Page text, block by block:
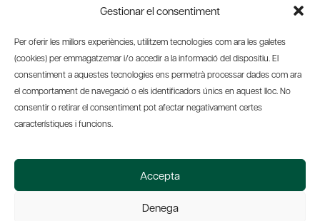
Gestionar el consentiment
Per oferir les millors experiències, utilitzem tecnologies com ara les galetes
(cookies) per emmagatzemar i/o accedir a la informació del dispositiu. El
consentiment a aquestes tecnologies ens permetrà processar dades com ara
el comportament de navegació o els identificadors únics en aquest lloc. No
consentir o retirar el consentiment pot afectar negativament certes
característiques i funcions.
Accepta
Denega
08003 Barcelona
info@amicsdelpais.com
Suscripció Newsletter
© 2026 Societat Econòmica Barcelonesa d'Amics del País
Web by Ideamatic